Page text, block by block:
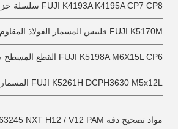
FUJI K4193A K4195A CP7 CP8 سلسلة خزان المحور Y KSH-24
FUJI K5170M فليبس المسمار الفولاذ المقاوم للصدأ
FUJI K5198A M6X15L CP6 القطع المسطح ضد الغرق المسامير الرأس
FUJI K5261H DCPH3630 M5x12L المسمار الحامل المسمار تايوان
مواد تصحيح دقة FUJI K53050 / T63245 NXT H12 / V12 PAM